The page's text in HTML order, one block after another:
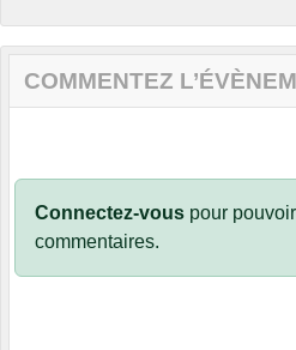
COMMENTEZ
Connectez-vous pour
commentaires.